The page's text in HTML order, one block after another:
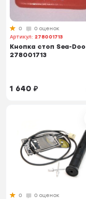
0
0 оценок
Артикул: 278001713
Кнопка стоп Sea-Doo
278001713
1 640₽
0
0 оценок